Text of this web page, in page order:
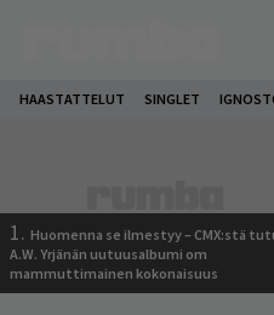
HAASTATTELUT SINGLET
1. Huomenna se ilmestyy – CMX:stä
A.W. Yrjänän uutuusalbumi om
mammuttimainen kokonaisuus